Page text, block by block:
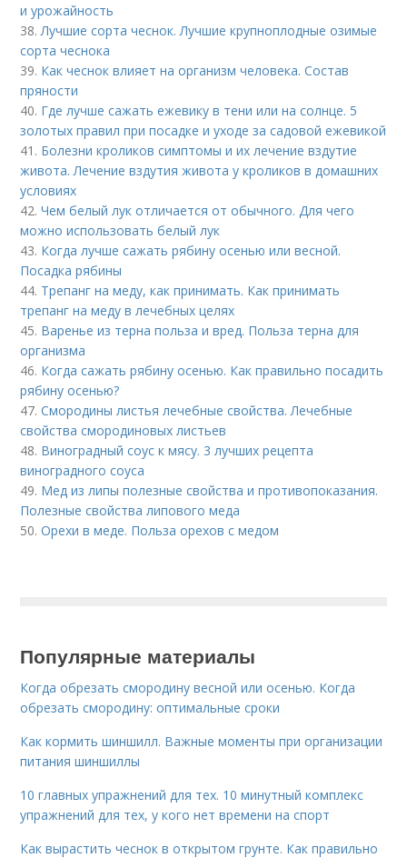
и урожайность
38. Лучшие сорта чеснок. Лучшие крупноплодные озимые
сорта чеснока
39. Как чеснок влияет на организм человека. Состав
пряности
40. Где лучше сажать ежевику в тени или на солнце. 5
золотых правил при посадке и уходе за садовой ежевикой
41. Болезни кроликов симптомы и их лечение вздутие
живота. Лечение вздутия живота у кроликов в домашних
условиях
42.Чем белый лук отличается от обычного. Для чего
можно использовать белый лук
43. Когда лучше сажать рябину осенью или весной.
Посадка рябины
44. Трепанг на меду, как принимать. Как принимать
трепанг на меду в лечебных целях
45. Варенье из терна польза и вред. Польза терна для
организма
46. Когда сажать рябину осенью. Как правильно посадить
рябину осенью?
47.Смородины листья лечебные свойства. Лечебные
свойства смородиновых листьев
48. Виноградный соус к мясу. 3 лучших рецепта
виноградного соуса
49. Мед из липы полезные свойства и противопоказания.
Полезные свойства липового меда
50.Орехи в меде. Польза орехов с медом
Популярные материалы
Когда обрезать смородину весной или осенью. Когда
обрезать смородину: оптимальные сроки
Как кормить шиншилл. Важные моменты при организации
питания шиншиллы
10 главных упражнений для тех. 10 минутный комплекс
упражнений для тех, у кого нет времени на спорт
Как вырастить чеснок в открытом грунте. Как правильно